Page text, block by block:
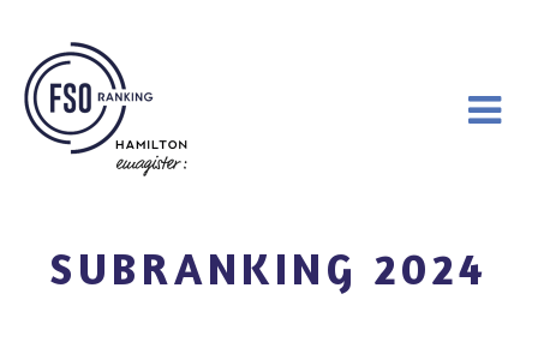
SUBRANKING 2024